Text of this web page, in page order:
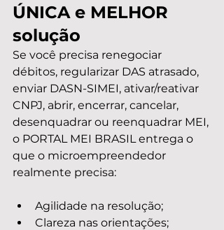
ÚNICA e MELHOR
solução
Se você precisa renegociar
débitos, regularizar DAS atrasado,
enviar DASN-SIMEI, ativar/reativar
CNPJ, abrir, encerrar, cancelar,
desenquadrar ou reenquadrar MEI,
o PORTAL MEI BRASIL entrega o
que o microempreendedor
realmente precisa:
Agilidade na resolução;
Clareza nas orientações;